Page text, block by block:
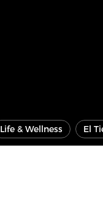
Life & Wellness El